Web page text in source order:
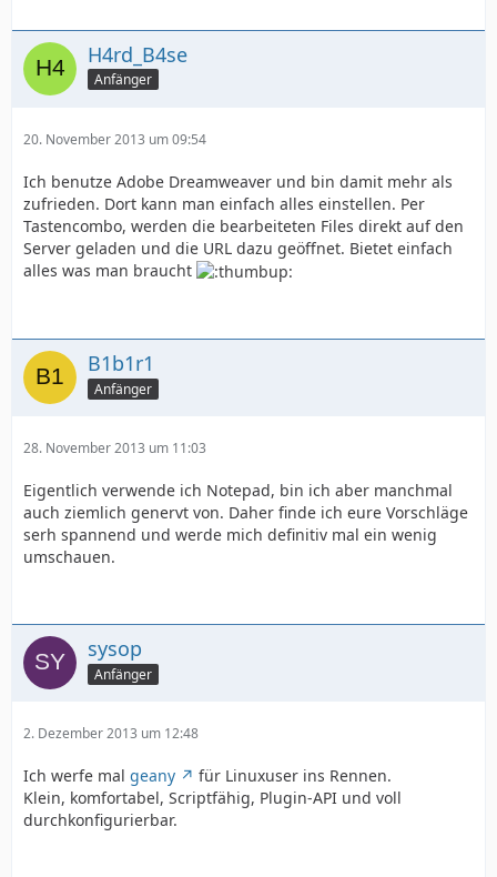
H4rd_B4se
Anfänger
20. November 2013 um 09:54
Ich benutze Adobe Dreamweaver und bin damit mehr als
zufrieden. Dort kann man einfach alles einstellen. Per
Tastencombo, werden die bearbeiteten Files direkt auf den
Server geladen und die URL dazu geöffnet. Bietet einfach
alles was man braucht
B1b1r1
Anfänger
28. November 2013 um 11:03
Eigentlich verwende ich Notepad, bin ich aber manchmal
auch ziemlich genervt von. Daher finde ich eure Vorschläge
serh spannend und werde mich definitiv mal ein wenig
umschauen.
sysop
Anfänger
2. Dezember 2013 um 12:48
Ich werfe mal geany
für Linuxuser ins Rennen.
Klein, komfortabel, Scriptfähig, Plugin-API und voll
durchkonfigurierbar.